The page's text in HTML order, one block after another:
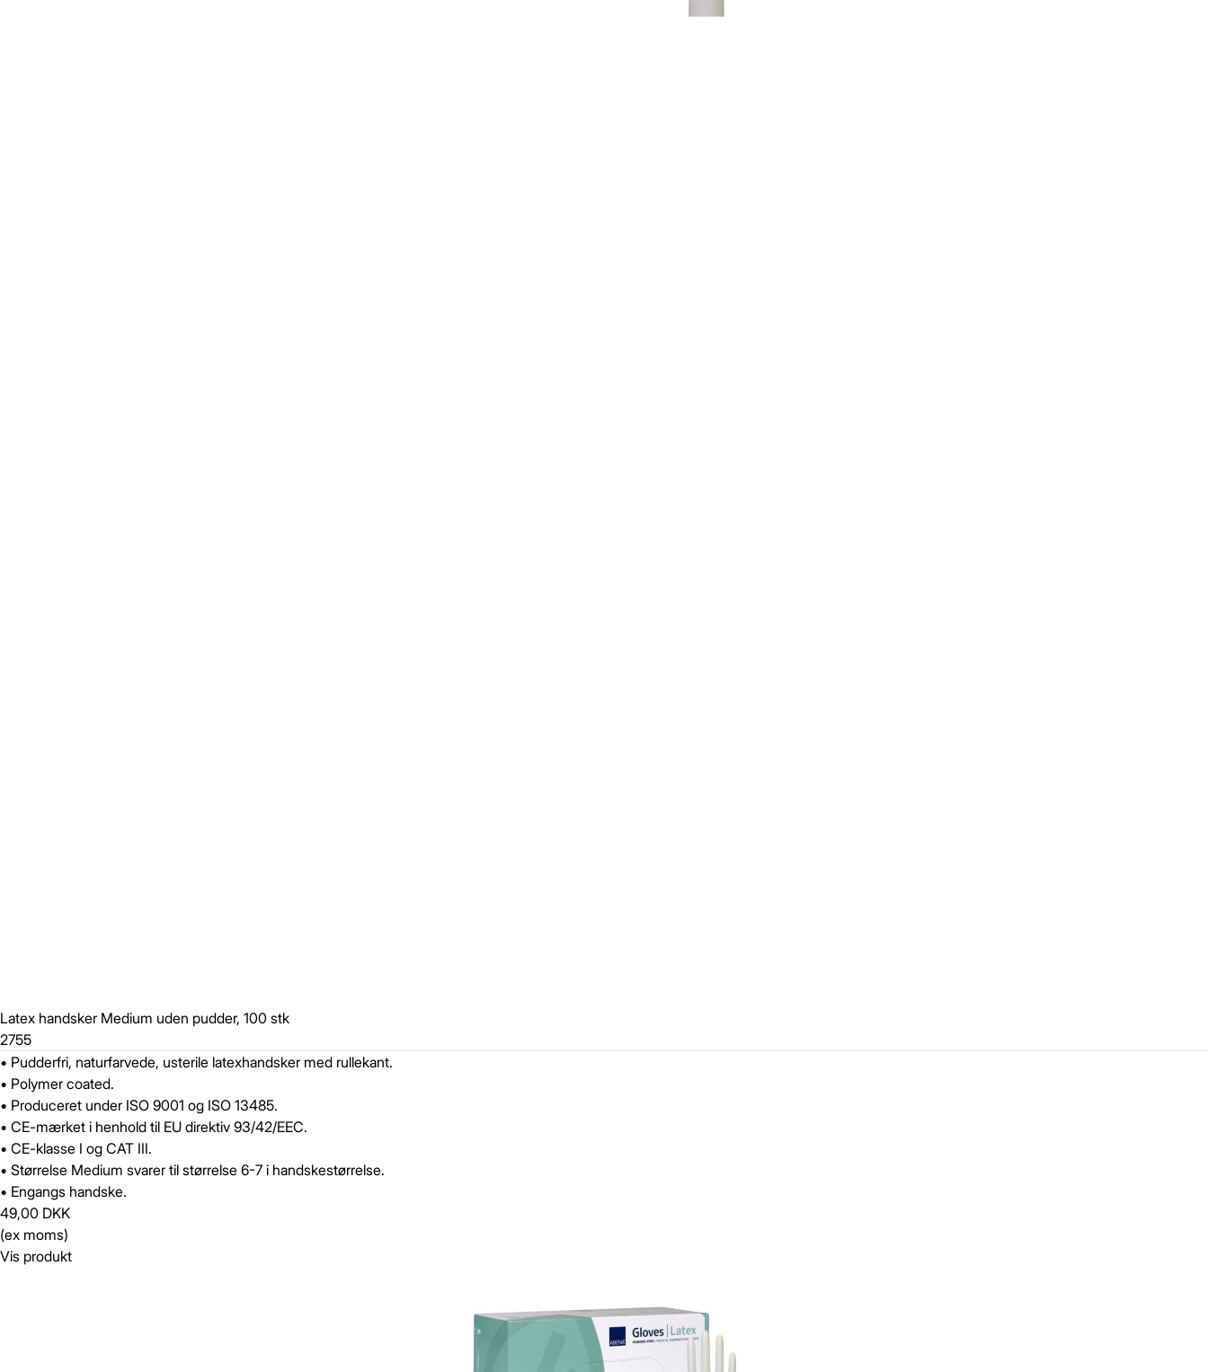
Latex handsker Medium uden pudder, 100 stk
2755
• Pudderfri, naturfarvede, usterile latexhandsker med rullekant.
• Polymer coated.
• Produceret under ISO 9001 og ISO 13485.
• CE-mærket i henhold til EU direktiv 93/42/EEC.
• CE-klasse I og CAT III.
• Størrelse Medium svarer til størrelse 6-7 i handskestørrelse.
• Engangs handske.
49,00 DKK
(ex moms)
Vis produkt